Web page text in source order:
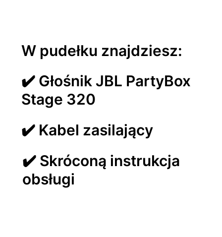
W pudełku znajdziesz:
✔️ Głośnik JBL PartyBox
Stage 320
✔️ Kabel zasilający
✔️ Skróconą instrukcja
obsługi